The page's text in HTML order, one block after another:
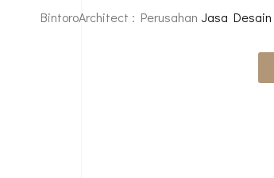
BintoroArchitect : Perusahan Jasa